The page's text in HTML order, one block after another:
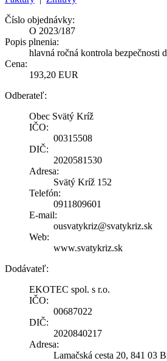
Číslo objednávky:
O 2023/187
Popis plnenia:
hlavná ročná kontrola bezpečnosti
Cena:
193,20 EUR
Odberateľ:
Obec Svätý Kríž
IČO:
00315508
DIČ:
2020581530
Adresa:
Svätý Kríž 152
Telefón:
0911809601
E-mail:
ousvatykriz@svatykriz.sk
Web:
www.svatykriz.sk
Dodávateľ:
EKOTEC spol. s r.o.
IČO:
00687022
DIČ:
2020840217
Adresa:
Lamačská cesta 20, 841 03